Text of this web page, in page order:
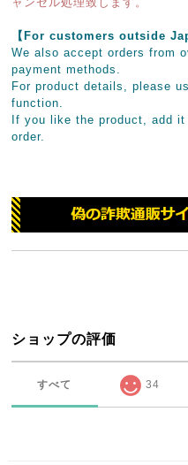
【For customers outside
We also accept orders from
payment methods.
For product details, please
function.
If you like the product, add
order.
ショップの評価
すべて 34